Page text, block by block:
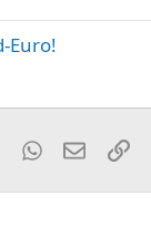
Euro!
Tumblr WhatsApp
E-Mail